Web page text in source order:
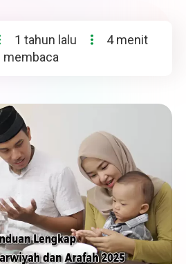
1 tahun lalu
4 menit
membaca